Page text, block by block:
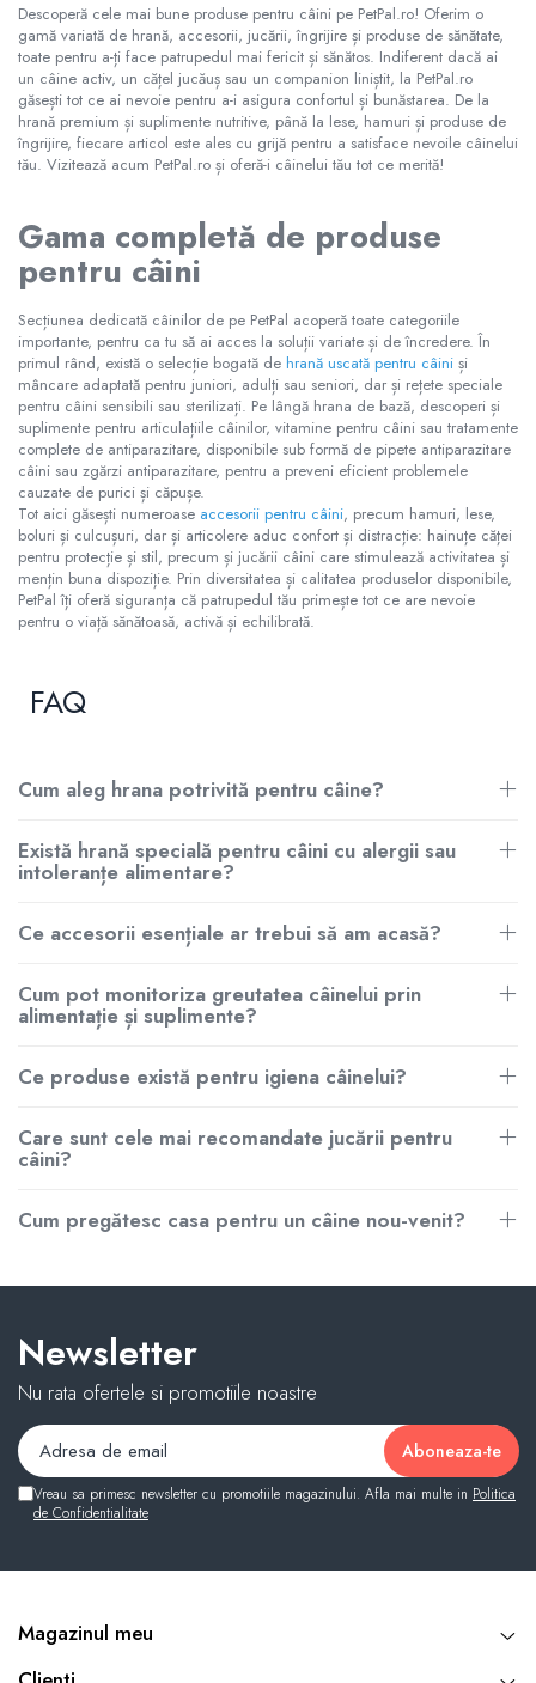
Descoperă cele mai bune produse pentru câini pe PetPal.ro! Oferim o
gamă variată de hrană, accesorii, jucării, îngrijire și produse de sănătate,
toate pentru a-ți face patrupedul mai fericit și sănătos. Indiferent dacă ai
un câine activ, un cățel jucăuș sau un companion liniștit, la PetPal.ro
găsești tot ce ai nevoie pentru a-i asigura confortul și bunăstarea. De la
hrană premium și suplimente nutritive, până la lese, hamuri și produse de
îngrijire, fiecare articol este ales cu grijă pentru a satisface nevoile câinelui
tău. Vizitează acum PetPal.ro și oferă-i câinelui tău tot ce merită!
Gama completă de produse
pentru câini
Secțiunea dedicată câinilor de pe PetPal acoperă toate categoriile
importante, pentru ca tu să ai acces la soluții variate și de încredere. În
primul rând, există o selecție bogată de hrană uscată pentru câini și
mâncare adaptată pentru juniori, adulți sau seniori, dar și rețete speciale
pentru câini sensibili sau sterilizați. Pe lângă hrana de bază, descoperi și
suplimente pentru articulațiile câinilor, vitamine pentru câini sau tratamente
complete de antiparazitare, disponibile sub formă de pipete antiparazitare
câini sau zgărzi antiparazitare, pentru a preveni eficient problemele
cauzate de purici și căpușe.
Tot aici găsești numeroase accesorii pentru câini, precum hamuri, lese,
boluri și culcușuri, dar și articolere aduc confort și distracție: hainuțe căței
pentru protecție și stil, precum și jucării câini care stimulează activitatea și
mențin buna dispoziție. Prin diversitatea și calitatea produselor disponibile,
PetPal îți oferă siguranța că patrupedul tău primește tot ce are nevoie
pentru o viață sănătoasă, activă și echilibrată.
FAQ
Cum aleg hrana potrivită pentru câine?
Există hrană specială pentru câini cu alergii sau
intoleranțe alimentare?
Ce accesorii esențiale ar trebui să am acasă?
Cum pot monitoriza greutatea câinelui prin
alimentație și suplimente?
Ce produse există pentru igiena câinelui?
Care sunt cele mai recomandate jucării pentru
câini?
Cum pregătesc casa pentru un câine nou-venit?
Newsletter
Nu rata ofertele si promotiile noastre
Vreau sa primesc newsletter cu promotiile magazinului. Afla mai multe in Politica
de Confidentialitate
Magazinul meu